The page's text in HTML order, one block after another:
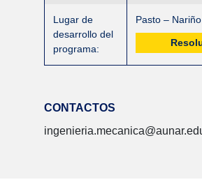
Lugar de
desarrollo del
programa:
Pasto – Nariño
CONTACTOS